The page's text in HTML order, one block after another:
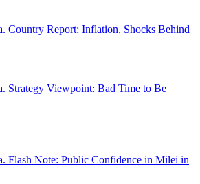
Country Report: Inflation, Shocks Behind
Strategy Viewpoint: Bad Time to Be
Flash Note: Public Confidence in Milei in